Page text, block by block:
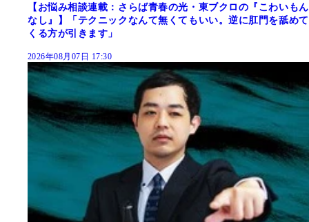
【お悩み相談連載：さらば青春の光・東ブクロの『こわいもん
なし』】「テクニックなんて無くてもいい。逆に肛門を舐めて
くる方が引きます」
2026年08月07日 17:30